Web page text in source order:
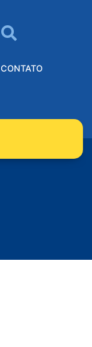
CONTATO